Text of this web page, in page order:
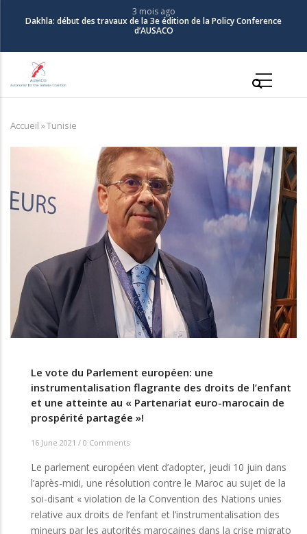
principal
3 mois ago
Dakhla: début des travaux de la 3e édition de la Policy Conference
d’AUSACO
Fil
d'Ariane
Accueil »Tunisie
Le vote du Parlement européen: une
instrumentalisation flagrante des droits de l’enfant
et une atteinte au « Partenariat euro-marocain de
prospérité partagée »!
16 June 2021 / 0 Comments
Le parlement européen vient d’adopter, jeudi 10 juin dans
l’après-midi, une résolution contre le Maroc au sujet de la
soi-disant « violation de la Convention des Nations unies
relative aux droits de l’enfant et l’instrumentalisation des
mineurs par les autorités marocaines dans la crise migrato